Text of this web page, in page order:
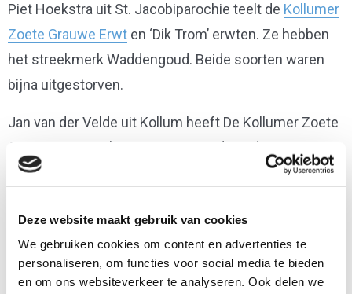
Deze website maakt gebruik van cookies
We gebruiken cookies om content en advertenties te
personaliseren, om functies voor social media te bieden
en om ons websiteverkeer te analyseren. Ook delen we
Piet Hoekstra uit St. Jacobiparochie teelt de Kollumer
Zoete Grauwe Erwt en ‘Dik Trom’ erwten. Ze hebben
het streekmerk Waddengoud. Beide soorten waren
bijna uitgestorven.
Jan van der Velde uit Kollum heeft De Kollumer Zoete
Grauwe Erwt op het nippertje van de ondergang
gered. Piet Hoekstra uit Sint- Jacobiparochie kreeg 6
samen met collega Jaap de Jong uit Oosterbierum
weer een letterlijk en figuurlijk bloeiende teelt
opgezet.